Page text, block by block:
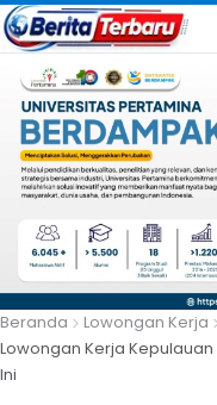
Beranda
Lowongan Kerja
Lowongan Kerja
Ini